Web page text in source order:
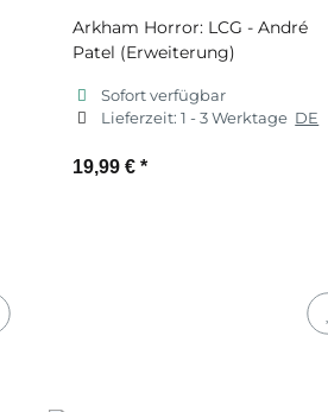
Arkham Horror: LCG - André
Patel (Erweiterung)
Sofort verfügbar
Lieferzeit:1 - 3 Werktage DE
19,99 € *